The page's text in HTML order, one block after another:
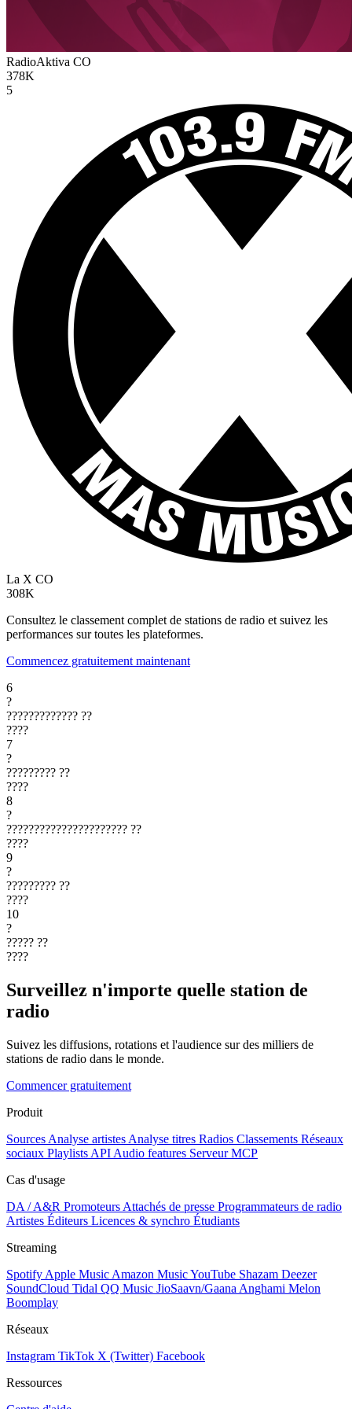
RadioAktiva CO
378K
5
La X CO
308K
Consultez le classement complet de stations de radio et suivez les
performances sur toutes les plateformes.
Commencez gratuitement maintenant
6
?
????????????? ??
????
7
?
????????? ??
????
8
?
?????????????????????? ??
????
9
?
????????? ??
????
10
?
????? ??
????
Surveillez n'importe quelle station de
radio
Suivez les diffusions, rotations et l'audience sur des milliers de
stations de radio dans le monde.
Commencer gratuitement
Produit
Sources Analyse artistes Analyse titres Radios Classements Réseaux
sociaux Playlists API Audio features Serveur MCP
Cas d'usage
DA / A&R Promoteurs Attachés de presse Programmateurs de radio
Artistes Éditeurs Licences & synchro Étudiants
Streaming
Spotify Apple Music Amazon MusicYouTube Shazam Deezer
SoundCloud Tidal QQ Music JioSaavn/Gaana Anghami Melon
Boomplay
Réseaux
Instagram TikTok X (Twitter) Facebook
Ressources